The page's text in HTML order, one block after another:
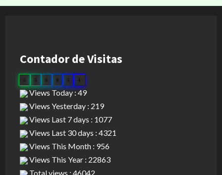
Contador de Visitas
3 0 9 3 4
Views Today : 49
Views Yesterday : 219
Views Last 7 days : 1077
Views Last 30 days : 4321
Views This Month : 956
Views This Year : 22863
Total views : 46042